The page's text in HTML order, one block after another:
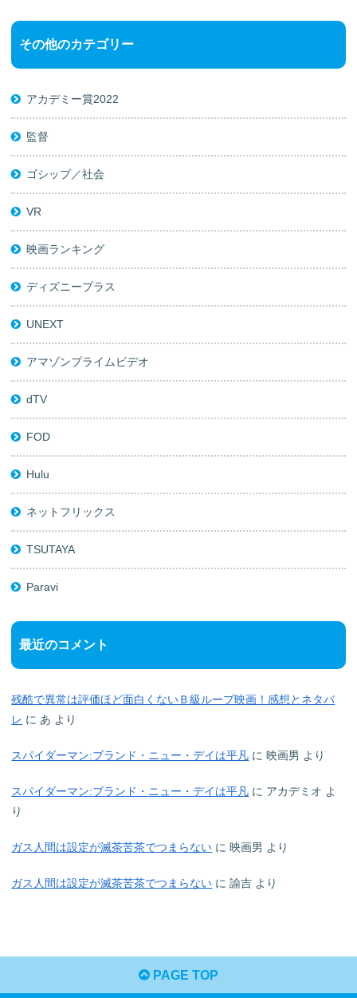
その他のカテゴリー
アカデミー賞2022
監督
ゴシップ／社会
VR
映画ランキング
ディズニープラス
UNEXT
アマゾンプライムビデオ
dTV
FOD
Hulu
ネットフリックス
TSUTAYA
Paravi
最近のコメント
残酷で異常は評価ほど面白くないＢ級ループ映画！感想とネタバ
レ にあ より
スパイダーマン:ブランド・ニュー・デイは平凡 に映画男 より
スパイダーマン:ブランド・ニュー・デイは平凡 に アカデミオ よ
り
ガス人間は設定が滅茶苦茶でつまらない に映画男 より
ガス人間は設定が滅茶苦茶でつまらない に諭吉 より
PAGE TOP